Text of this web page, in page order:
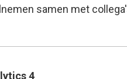
samen met
4